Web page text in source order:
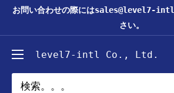
お問い合わせの際にはsales@level7-
さい。
level7-intl Co., Ltd.